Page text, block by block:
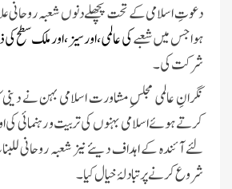
دعوتِ اسلامی کے تحت پچھلے دنوں شعبہ روحانی
ہوا جس میں شعبےکی عالمی، اورسیز، اور ملک سطح
شرکت کی۔
نگرانِ عالمی مجلسِ مشاورت اسلامی بہن نے
کرتے ہوئے اسلامی بہنوں کی تربیت و رہنمائی کی
لئے آئندہ کے اہداف دیئے نیز شعبہ روحانی
شروع کرنے پر تبادلۂ خیال کیا۔